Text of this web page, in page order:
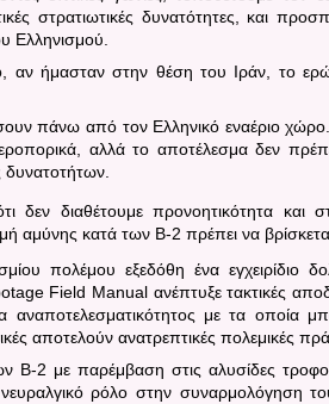
στρατιωτικές δυνατότητες, και
Ελληνισμού.
αν ήμασταν στην θέση του Ιράν, το
πάνω από τον Ελληνικό εναέριο χώρο.
αλλά το αποτέλεσμα δεν
δεν διαθέτουμε προνοητικότητα
αμύνης κατά των B-2 πρέπει να
πολέμου εξεδόθη ένα εγχειρίδιο
Field Manual ανέπτυξε τακτικές
αναποτελεσματικότητος με τα οποία
αποτελούν ανατρεπτικές πολεμικές
B-2 με παρέμβαση στις αλυσίδες
ρόλο στην συναρμολόγηση